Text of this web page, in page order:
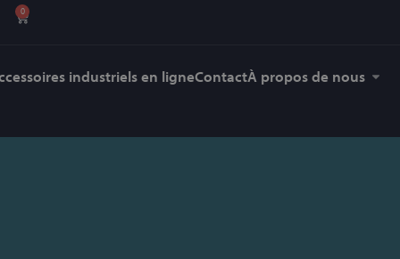
0
industriels en ligneContactÀ propos de nous